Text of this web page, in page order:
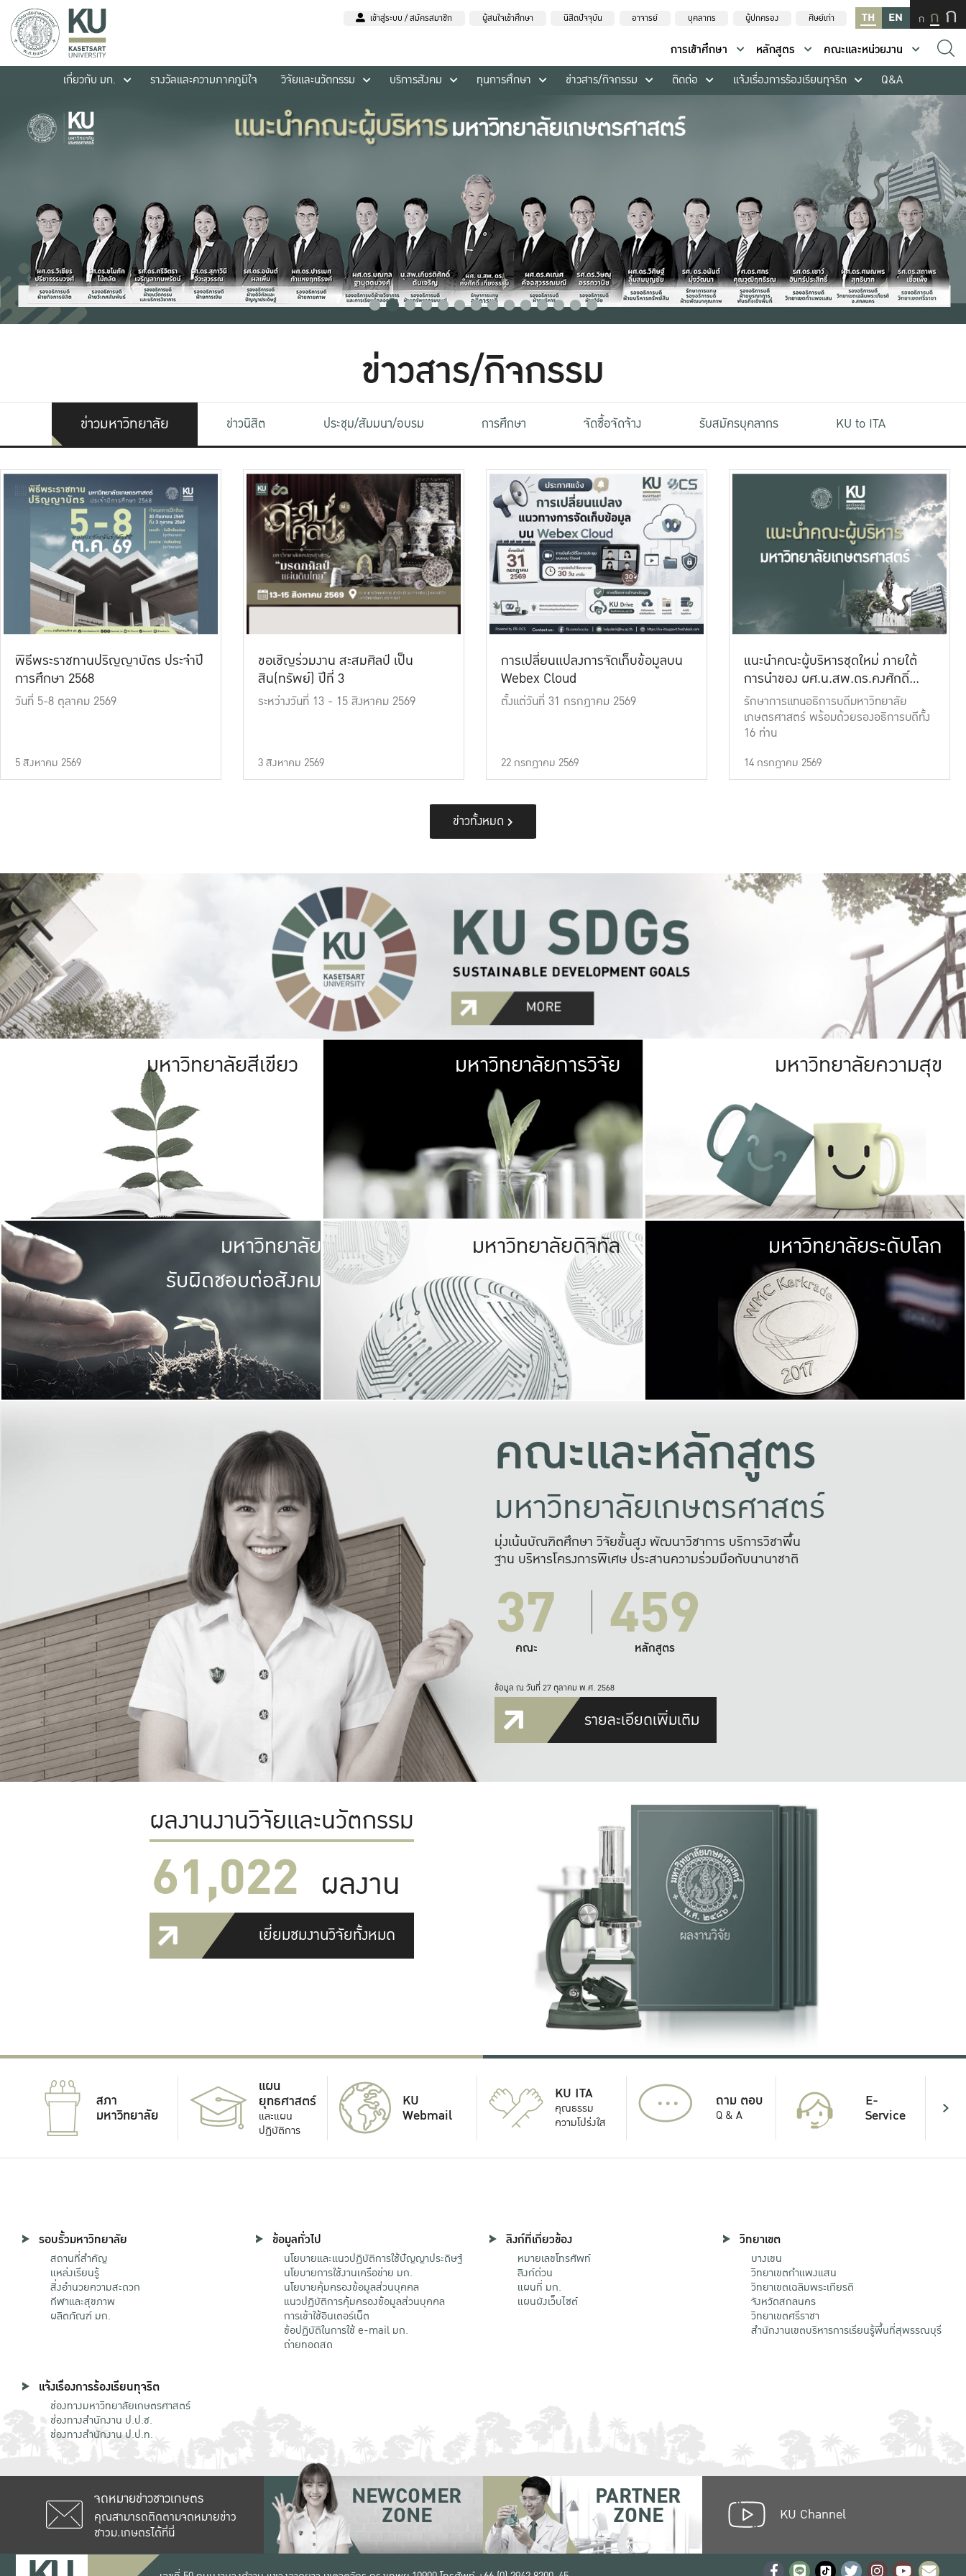
เข้าสู่ระบบ / สมัครสมาชิก ผู้สนใจเข้าศึกษา นิสิตปัจจุบัน อาจารย์ บุคลากร ผู้ปกครอง ศิษย์เก่า TH EN ก ก ก
การเข้าศึกษา หลักสูตร
คณะและหน่วยงาน
เกี่ยวกับ มก.
รางวัลและความภาคภูมิใจ วิจัยและนวัตกรรม บริการสังคม ทุนการศึกษา ข่าวสาร/กิจกรรม ติดต่อ แจ้งเรื่องการร้องเรียนทุจริต Q&A
ข่าวสาร/กิจกรรม
ข่าวมหาวิทยาลัย ข่าวนิสิต ประชุม/สัมมนา/อบรม การศึกษา จัดซื้อจัดจ้าง รับสมัครบุคลากร KU to ITA
พิธีพระราชทานปริญญาบัตร ประจำปี
การศึกษา 2568
วันที่ 5-8 ตุลาคม 2569
5 สิงหาคม 2569
ขอเชิญร่วมงาน สะสมศิลป์ เป็น
สิน(ทรัพย์) ปีที่ 3
ระหว่างวันที่ 13 - 15 สิงหาคม 2569
3 สิงหาคม 2569
การเปลี่ยนแปลงการจัดเก็บข้อมูลบน
Webex Cloud
ตั้งแต่วันที่ 31 กรกฎาคม 2569
22 กรกฎาคม 2569
แนะนำคณะผู้บริหารชุดใหม่ ภายใต้
การนำของ ผศ.น.สพ.ดร.คงศักดิ์
เที่ยงธรรม
รักษาการแทนอธิการบดีมหาวิทยาลัย
เกษตรศาสตร์ พร้อมด้วยรองอธิการบดีทั้ง
16 ท่าน
14 กรกฎาคม 2569
ข่าวทั้งหมด
มหาวิทยาลัยสีเขียว มหาวิทยาลัย
เกษตรศาสตร์ มีพื้นที่เขียวสดใส หนาแน่น
เป็นป่าในเมือง (URBAN FOREST)
เกษตรในเมือง (URBAN AGRICULTURE)
ที่นับรวมกันได้ประมาณ 1,400 ไร่
มหาวิทยาลัยการวิจัย มหาวิทยาลัย
ให้กับประชาชน
มหาวิทยาลัยความสุข
มหาวิทยาลัย
รับผิดชอบต่อสังคม
มหาวิทยาลัยรับผิดชอบต่อสังคม
ร่วมมือกับชุมชน เพื่อความกินดีอยู่ดี
และความสุขอย่างยั่งยืน
มองปัญหาในภาพกว้าง
แก้ไขจากปัญหาจุดเล็กๆ
มหาวิทยาลัยดิจิทัล มหาวิทยา
พร้อมที่จ
และผลักดันในการใช้ระบบส
เพื่อการทำงานแ
มหาวิทยาลัยระดับโลก
คณะและหลักสูตร
มหาวิทยาลัยเกษตรศาสตร์
มุ่งเน้นบัณฑิตศึกษา วิจัยขั้นสูง พัฒนาวิชาการ บริการวิชาพื้น
ฐาน บริหารโครงการพิเศษ ประสานความร่วมมือกับนานาชาติ
37
คณะ 459
หลักสูตร
ข้อมูล ณ วันที่ 27 ตุลาคม พ.ศ. 2568
รายละเอียดเพิ่มเติม
ผลงานงานวิจัยและนวัตกรรม
61,022 ผลงาน
เยี่ยมชมงานวิจัยทั้งหมด
สภา
มหาวิทยาลัย
แผน
ยุทธศาสตร์
และแผน
ปฏิบัติการ
KU
Webmail
KU ITA
คุณธรรม
ความโปร่งใส
... ถาม ตอบ
Q & A
E-
Service
รอบรั้วมหาวิทยาลัย
สถานที่สำคัญ
แหล่งเรียนรู้
สิ่งอำนวยความสะดวก
กีฬาและสุขภาพ
ผลิตภัณฑ์ มก.
ข้อมูลทั่วไป
นโยบายและแนวปฏิบัติการใช้ปัญญาประดิษฐ์
นโยบายการใช้งานเครือข่าย มก.
นโยบายคุ้มครองข้อมูลส่วนบุคคล
แนวปฏิบัติการคุ้มครองข้อมูลส่วนบุคคล
การเข้าใช้อินเตอร์เน็ต
ข้อปฏิบัติในการใช้ e-mail มก.
ถ่ายทอดสด
ลิงก์ที่เกี่ยวข้อง
หมายเลขโทรศัพท์
ลิงก์ด่วน
แผนที่ มก.
แผนผังเว็บไซต์
วิทยาเขต
บางเขน
วิทยาเขตกําแพงแสน
วิทยาเขตเฉลิมพระเกียรติ
จังหวัดสกลนคร
วิทยาเขตศรีราชา
สำนักงานเขตบริหารการเรียนรู้พื้นที่สุพรรณบุรี
แจ้งเรื่องการร้องเรียนทุจริต
ช่องทางมหาวิทยาลัยเกษตรศาสตร์
ช่องทางสำนักงาน ป.ป.ช.
ช่องทางสำนักงาน ป.ป.ท.
จดหมายข่าวชาวเกษตร
คุณสามารถติดตามจดหมายข่าว
ชาวม.เกษตรได้ที่นี่
NEWCOMER
ZONE
PARTNER
ZONE KU Channel